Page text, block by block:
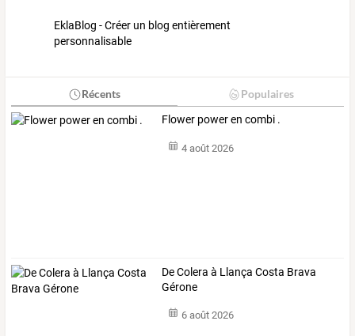
EklaBlog - Créer un blog entièrement
personnalisable
Récents Populaires
Flower power en combi .
4 août 2026
De Colera à Llança Costa Brava
Gérone
6 août 2026